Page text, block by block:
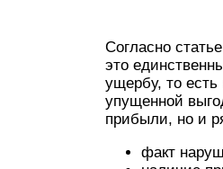
Согласно
это
ущербу, то
упущенной
прибыли, но и
факт